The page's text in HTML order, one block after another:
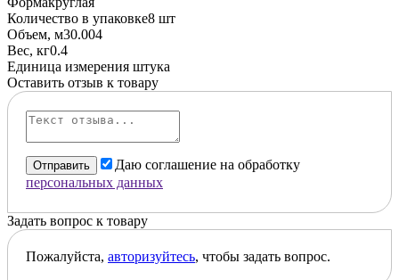
Количество в упаковке8 шт
Объем, м30.004
Вес, кг0.4
Единица измерения штука
Оставить отзыв к товару
Отправить
Даю соглашение на обработку
персональных данных
Задать вопрос к товару
Пожалуйста, авторизуйтесь, чтобы задать вопрос.